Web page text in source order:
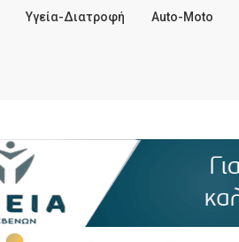
Υγεία-Διατροφή Auto-Moto